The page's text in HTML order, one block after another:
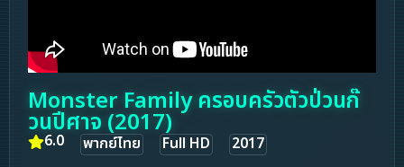
Monster Family ครอบครัวตัวป่วนก๊
วนปีศาจ (2017)
6.0 พากย์ไทย Full HD 2017